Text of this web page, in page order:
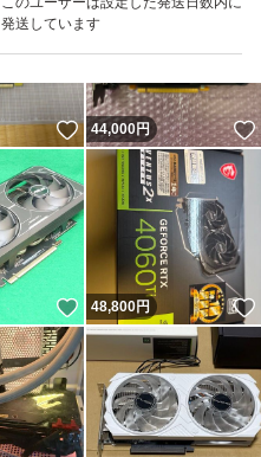
発送しています
いいね！
44,000円
いいね！
48,800円